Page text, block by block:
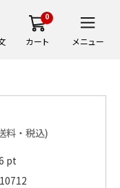
0
カート メニュー
料・税込)
pt